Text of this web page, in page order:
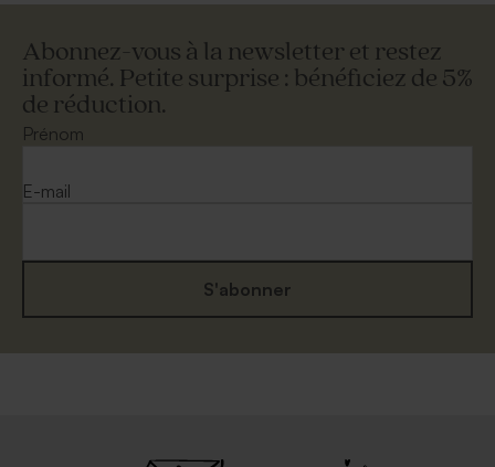
Abonnez-vous à la newsletter et restez
informé. Petite surprise : bénéficiez de 5%
de réduction.
Prénom
E-mail
S'abonner